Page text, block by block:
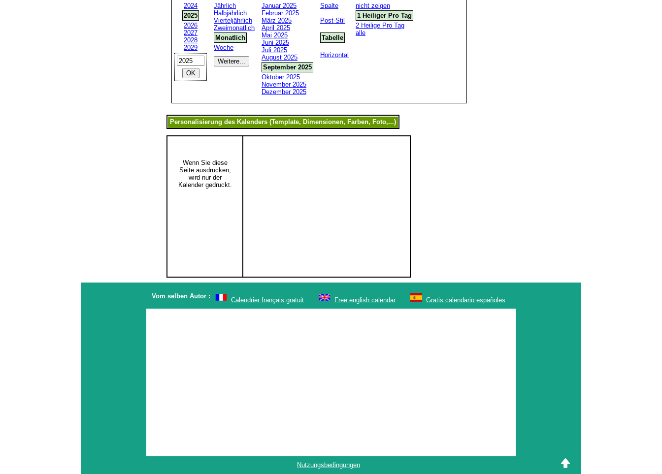
2024
2025
2026
2027
2028
2029
Jährlich
Halbjährlich
Vierteljährlich
Zweimonatlich
Monatlich
Woche
Januar 2025
Februar 2025
März 2025
April 2025
Mai 2025
Juni 2025
Juli 2025
August 2025
September 2025
Oktober 2025
November 2025
Dezember 2025
Spalte
Post-Stil
Tabelle
Horizontal
nicht zeigen
1 Heiliger Pro Tag
2 Heilige Pro Tag
alle
Wenn Sie diese
Seite ausdrucken,
wird nur der
Kalender gedruckt.
Vom selben Autor :
Calendrier français gratuit Free english calendar Gratis calendario españoles
Nutzungsbedingungen